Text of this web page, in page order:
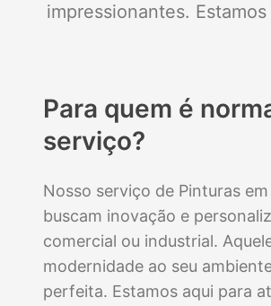
impressionantes.
Para quem é
serviço?
Nosso serviço de Pinturas
buscam inovação e
comercial ou industrial.
modernidade ao seu
perfeita. Estamos aqui para